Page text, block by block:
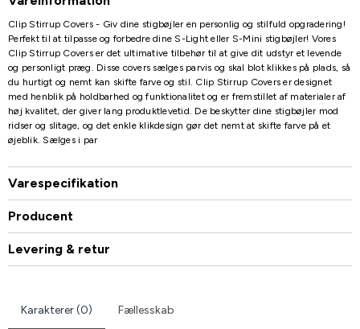
Clip Stirrup Covers - Giv dine stigbøjler en personlig og stilfuld opgradering!
Perfekt til at tilpasse og forbedre dine S-Light eller S-Mini stigbøjler! Vores
Clip Stirrup Covers er det ultimative tilbehør til at give dit udstyr et levende
og personligt præg. Disse covers sælges parvis og skal blot klikkes på plads, så
du hurtigt og nemt kan skifte farve og stil. Clip Stirrup Covers er designet
med henblik på holdbarhed og funktionalitet og er fremstillet af materialer af
høj kvalitet, der giver lang produktlevetid. De beskytter dine stigbøjler mod
ridser og slitage, og det enkle klikdesign gør det nemt at skifte farve på et
øjeblik. Sælges i par
Varespecifikation
Producent
Levering & retur
Karakterer (0) Fællesskab